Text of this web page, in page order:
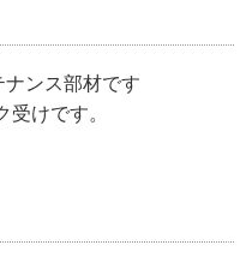
ンス部材です
けです。